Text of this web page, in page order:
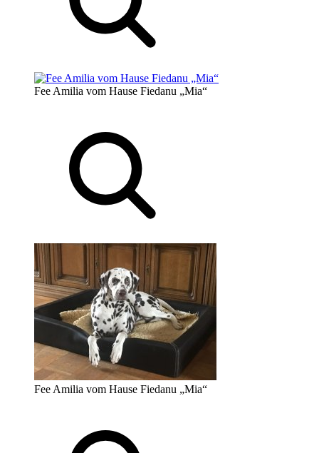
Fee Amilia vom Hause Fiedanu „Mia“
Fee Amilia vom Hause Fiedanu „Mia“